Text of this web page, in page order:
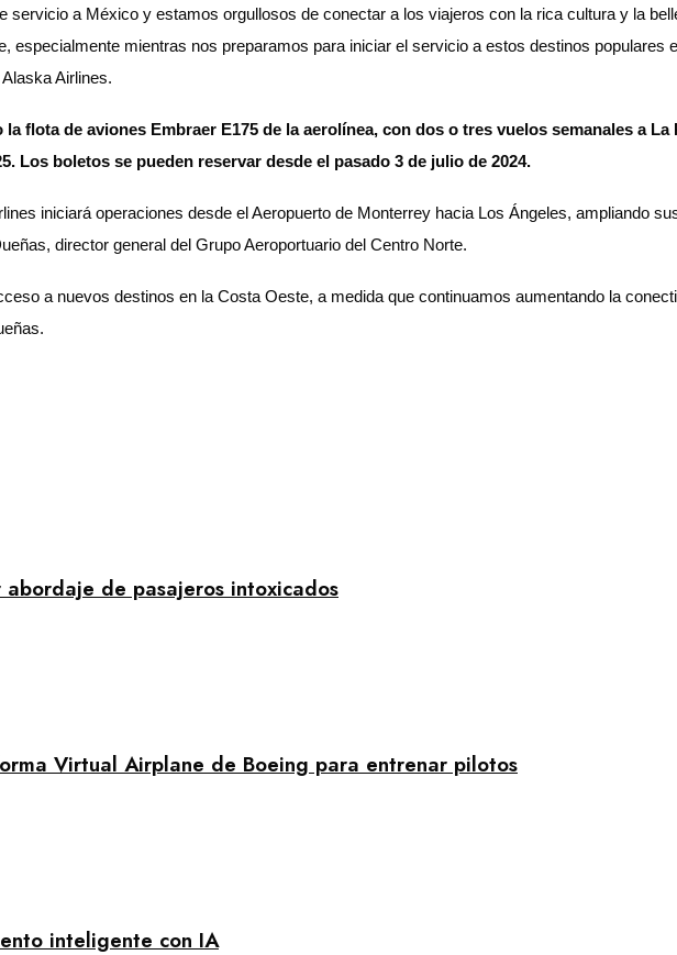
servicio a México y estamos orgullosos de conectar a los viajeros con la rica cultura y la
especialmente mientras nos preparamos para iniciar el servicio a estos destinos populares
Airlines.
flota de aviones Embraer E175 de la aerolínea, con dos o tres vuelos semanales a
Los boletos se pueden reservar desde el pasado 3 de julio de 2024.
iniciará operaciones desde el Aeropuerto de Monterrey hacia Los Ángeles, ampliando
director general del Grupo Aeroportuario del Centro Norte.
a nuevos destinos en la Costa Oeste, a medida que continuamos aumentando la
de pasajeros intoxicados
Virtual Airplane de Boeing para entrenar pilotos
inteligente con IA